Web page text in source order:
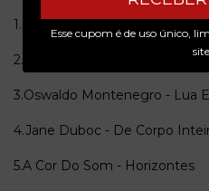
Esse cupom é de uso único,
1.João Bosco - Jade
2.Wander Taffo - Pra Dizer
3.Oswaldo Montenegro - Lua
4.Jane Duboc - De Corpo
5.A Cor Do Som - Horizontes